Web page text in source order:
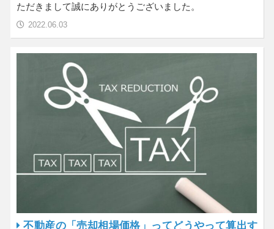
ただきまして誠にありがとうございました。
2022.06.03
不動産の「売却相場価格」ってどうやって算出す